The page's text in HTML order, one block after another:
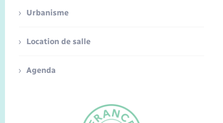
Urbanisme
Location de salle
Agenda